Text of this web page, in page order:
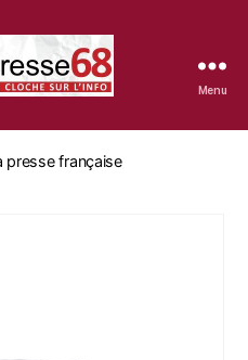
librairie
d'Alterpresse68
Menu
presse française